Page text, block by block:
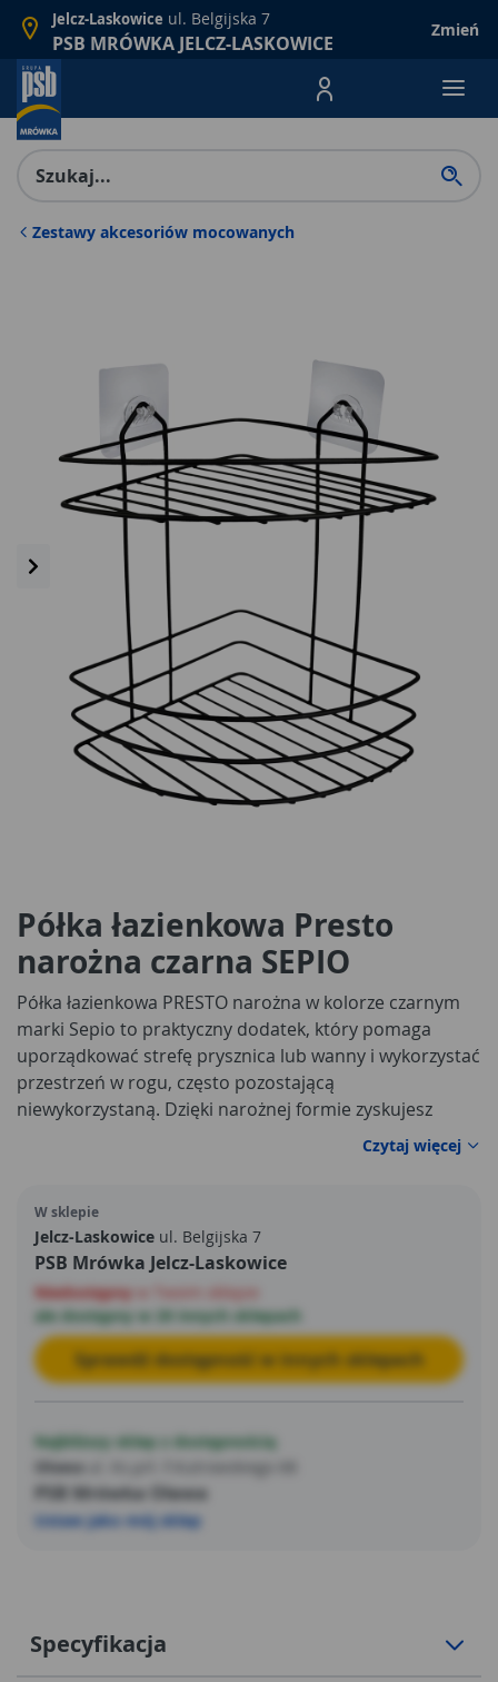
Jelcz-Laskowice ul. Belgijska 7
PSB MRÓWKA JELCZ-LASKOWICE
Zmień
Menu Produktów,
Zestawy akcesoriów mocowanych
Półka łazienkowa Presto
narożna czarna SEPIO
Półka łazienkowa PRESTO narożna w kolorze czarnym
marki Sepio to praktyczny dodatek, który pomaga
uporządkować strefę prysznica lub wanny i wykorzystać
przestrzeń w rogu, często pozostającą
niewykorzystaną. Dzięki narożnej formie zyskujesz
wygodne miejsce na najpotrzebniejsze kosmetyki: żel
pod prysznic, szampon, odżywkę, mydło, piankę do
rozwiązanie, które podnosi komfort codziennej rutyny i
sprawia, że łazienka wygląda bardziej schludnie.
Czytaj więcej
W sklepie
Jelcz-Laskowice ul. Belgijska 7
PSB Mrówka Jelcz-Laskowice
Niedostępny
ale dostępny w 20 innych sklepach
Sprawdź dostępność w innych sklepach
Najbliższy sklep z dostępnością
Oława
PSB Mrówka Oława
Ustaw jako mój sklep
Specyfikacja